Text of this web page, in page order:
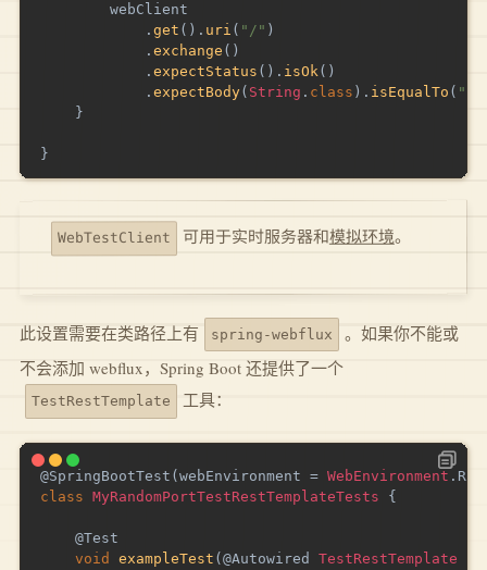
        webClient
. get ( ) . uri ( "/" )
. exchange ( )
. expectStatus ( ) . isOk( )
. expectBody( String . class ) . isEqualTo (
}
}
WebTestClient 可用于实时服务器和模拟环境。
此设置需要在类路径上有 spring-webflux
。如果你不能或
不会添加 webflux，Spring Boot 还提供了一个
TestRestTemplate 工具：
@SpringBootTest ( webEnvironment = WebEnvironment .
class MyRandomPortTestRestTemplateTests {
@Test
void
exampleTest ( @Autowired TestRestTemplate